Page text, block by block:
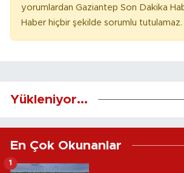
yorumlardan Gaziantep Son Dakika
Haber hiçbir şekilde sorumlu tutulamaz.
Yükleniyor...
En Çok Okunanlar
1